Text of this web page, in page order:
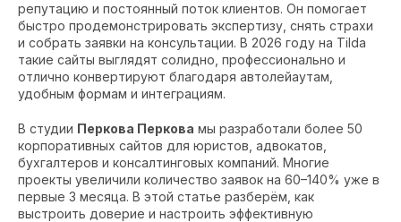
репутацию и постоянный поток клиентов. Он помогает
быстро продемонстрировать экспертизу, снять страхи
и собрать заявки на консультации. В 2026 году на Tilda
такие сайты выглядят солидно, профессионально и
отлично конвертируют благодаря автолейаутам,
удобным формам и интеграциям.
В студии Перкова Перкова мы разработали более 50
корпоративных сайтов для юристов, адвокатов,
бухгалтеров и консалтинговых компаний. Многие
проекты увеличили количество заявок на 60–140% уже в
первые 3 месяца. В этой статье разберём, как
выстроить доверие и настроить эффективную